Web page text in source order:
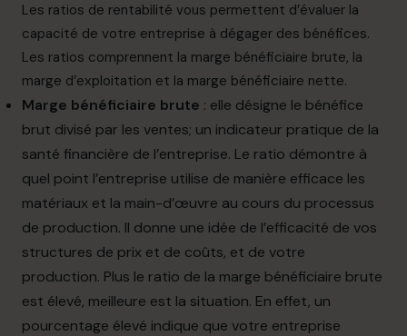
Les ratios de rentabilité vous permettent d’évaluer la
capacité de votre entreprise à dégager des bénéfices.
Les ratios comprennent la marge bénéficiaire brute, la
marge d’exploitation et la marge bénéficiaire nette.
Marge bénéficiaire brute : elle désigne le bénéfice
brut divisé par les ventes; un indicateur pratique de la
santé financière de l’entreprise. Le ratio démontre à
quel point l’entreprise utilise de manière efficace les
matériaux et la main-d’œuvre au cours du processus
de production. Il donne une idée de l’efficacité de vos
structures de prix et de coûts, et de votre
production. Plus le ratio de la marge bénéficiaire brute
est élevé, meilleure est la situation. En effet, un
pourcentage élevé indique que votre entreprise